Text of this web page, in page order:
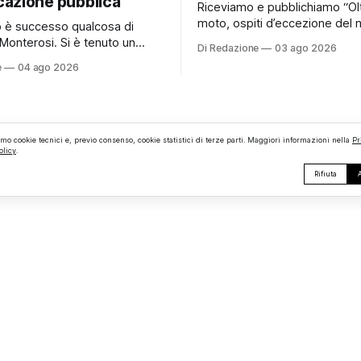
è successo qualcosa di
Si è tenuto un
da Monterosi24, non
che merita spiegazioni. Il
è, per sua natura,
04 ago 2026
Riceviamo e pubblichiamo
moto, ospiti d’eccezione del
hanno caratterizzato il primo
richiamando appassionati
ruote da tutto il Lazio e dalle
Di Redazione 03 ago 2026
cookie tecnici e, previo consenso, cookie statistici di terze parti. Maggiori informazioni nella
Rifiuta